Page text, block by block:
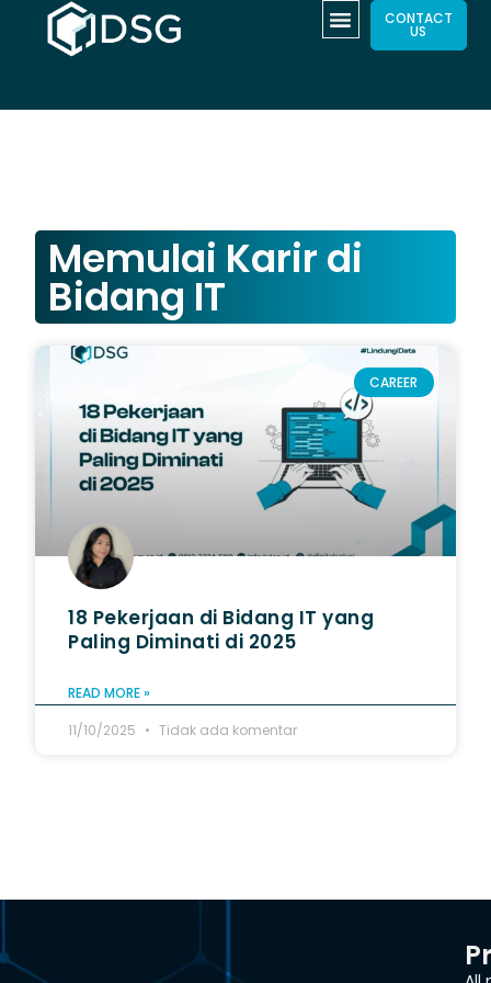
CONTACT
US
Memulai Karir di
Bidang IT
CAREER
18 Pekerjaan di Bidang IT yang
Paling Diminati di 2025
READ MORE »
11/10/2025
Tidak ada komentar